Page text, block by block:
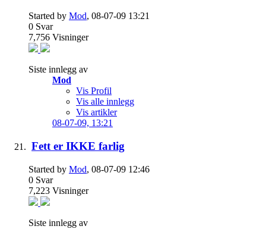
Started by Mod, 08-07-09 13:21
0 Svar
7,756 Visninger
Siste innlegg av
Mod
Vis Profil
Vis alle innlegg
Vis artikler
08-07-09, 13:21
Fett er IKKE farlig
Started by Mod, 08-07-09 12:46
0 Svar
7,223 Visninger
Siste innlegg av